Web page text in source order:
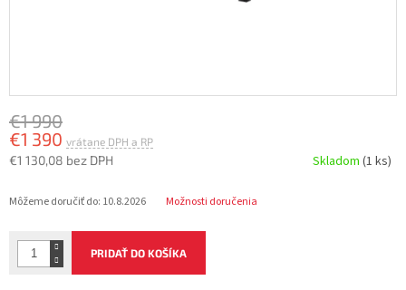
€1 990
€1 390
€1 130,08 bez DPH
cena:
Skladom(1 ks)
Môžeme doručiť do: 10.8.2026 Možnosti doručenia
PRIDAŤ DO KOŠÍKA